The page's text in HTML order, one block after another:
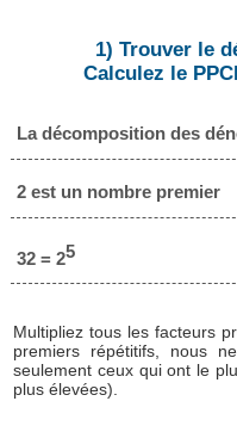
1) Trouver le
Calculez le
La décomposition des
2 est un nombre premier
32 = 25
Multipliez tous les facteurs
premiers répétitifs, nous
seulement ceux qui ont le
plus élevées).